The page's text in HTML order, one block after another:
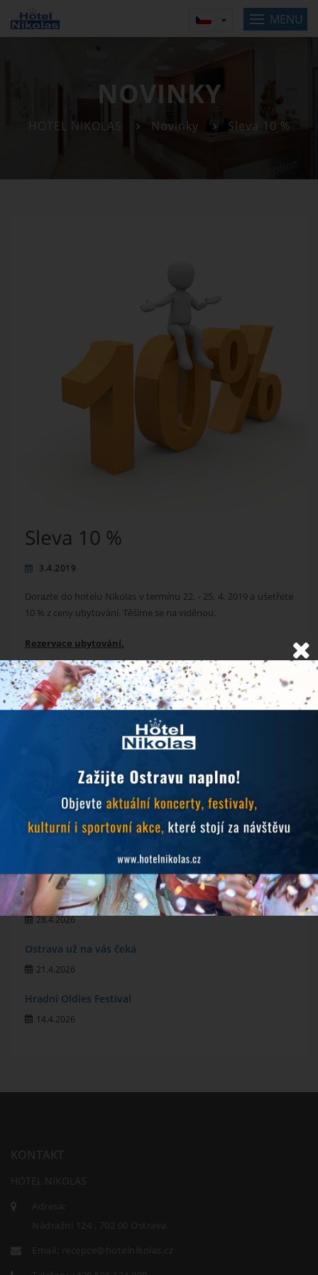
MENU
NOVINKY
HOTEL NIKOLAS Novinky Sleva 10 %
Sleva 10 %
3.4.2019
Dorazte do hotelu Nikolas v termínu 22. - 25. 4. 2019 a ušetřete
10 % z ceny ubytování. Těšíme se na viděnou.
Rezervace ubytování.
Objevujte Ostravu během svého pobytu
Prodlužujeme snídaně během hudebních festivalů
10.6.2026
Zlatá tretra 2026
28.4.2026
Ostrava už na vás čeká
21.4.2026
Hradní Oldies Festival
14.4.2026
HOTEL NIKOLAS
Adresa:
Nádražní 124 , 702 00 Ostrava
Email:
recepce@hotelnikolas.cz